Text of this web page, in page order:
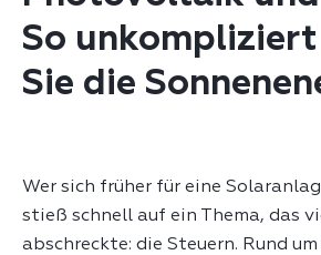
So
Sie die
Wer sich früher für eine
stieß schnell auf ein Thema, das
abschreckte: die Steuern. Rund